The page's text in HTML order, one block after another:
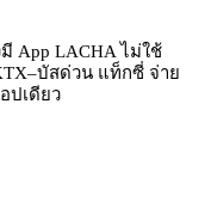
App LACHA ไม่ใช้
บัสด่วน แท็กซี่ จ่าย
ปเดียว